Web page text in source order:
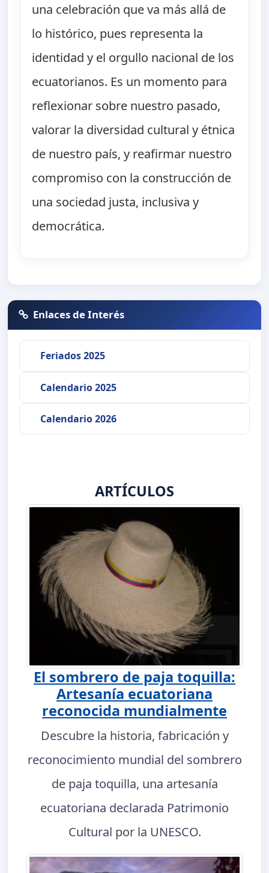
una celebración que va más allá de
lo histórico, pues representa la
identidad y el orgullo nacional de los
ecuatorianos. Es un momento para
reflexionar sobre nuestro pasado,
valorar la diversidad cultural y étnica
de nuestro país, y reafirmar nuestro
compromiso con la construcción de
una sociedad justa, inclusiva y
democrática.
Enlaces de Interés
Feriados 2025
Calendario 2025
Calendario 2026
ARTÍCULOS
El sombrero de paja toquilla:
Artesanía ecuatoriana
reconocida mundialmente
Descubre la historia, fabricación y
reconocimiento mundial del sombrero
de paja toquilla, una artesanía
ecuatoriana declarada Patrimonio
Cultural por la UNESCO.